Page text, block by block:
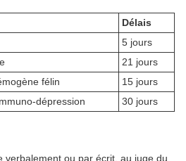
Délais
5 jours
21 jours
félin
15 jours
dépression
30 jours
verbalement ou par écrit, au juge du